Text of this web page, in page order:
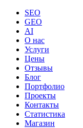
SEO
GEO
AI
О нас
Услуги
Цены
Отзывы
Блог
Портфолио
Проекты
Контакты
Статистика
Магазин